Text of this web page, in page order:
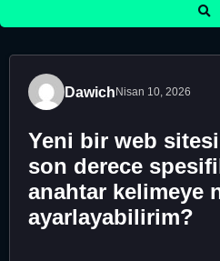
Dawich Nisan 10, 2026
Yeni bir web
son derece
anahtar kelimeye
ayarlayabilirim?